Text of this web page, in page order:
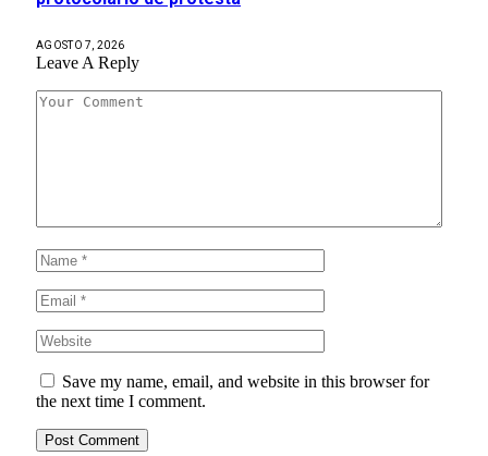
AGOSTO 7, 2026
Leave A Reply
Save my name, email, and website in this browser for
the next time I comment.